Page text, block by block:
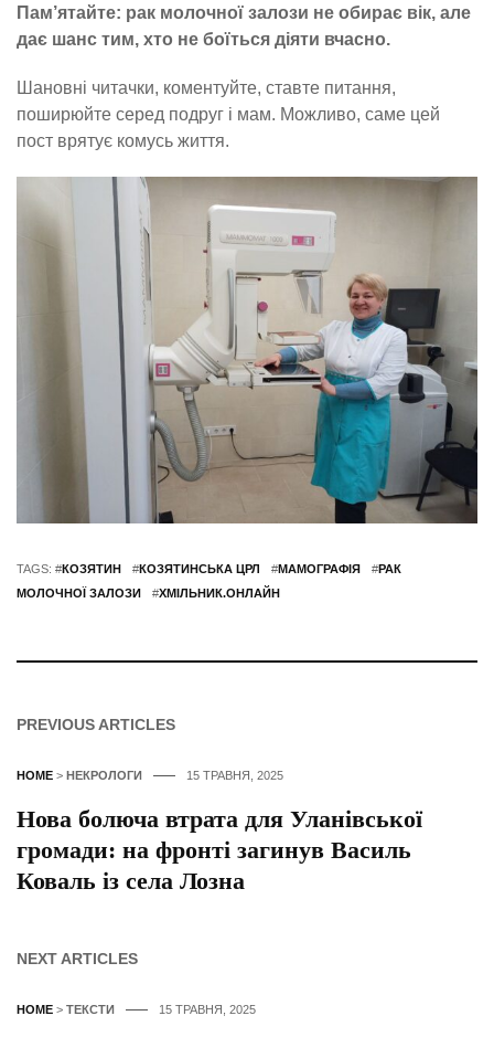
Пам’ятайте: рак молочної залози не обирає вік, але
дає шанс тим, хто не боїться діяти вчасно.
Шановні читачки, коментуйте, ставте питання,
поширюйте серед подруг і мам. Можливо, саме цей
пост врятує комусь життя.
TAGS: #КОЗЯТИН #КОЗЯТИНСЬКА ЦРЛ #МАМОГРАФІЯ #РАК
МОЛОЧНОЇ ЗАЛОЗИ
#ХМІЛЬНИК.ОНЛАЙН
PREVIOUS ARTICLES
HOME > НЕКРОЛОГИ 15 ТРАВНЯ, 2025
Нова болюча втрата для Уланівської
громади: на фронті загинув Василь
Коваль із села Лозна
NEXT ARTICLES
HOME > ТЕКСТИ 15 ТРАВНЯ, 2025